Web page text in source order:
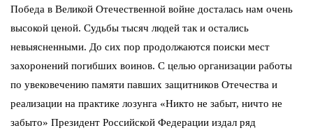
Победа в Великой Отечественной войне досталась нам очень
высокой ценой. Судьбы тысяч людей так и остались
невыясненными. До сих пор продолжаются поиски мест
захоронений погибших воинов. С целью организации работы
по увековечению памяти павших защитников Отечества и
реализации на практике лозунга «Никто не забыт, ничто не
забыто» Президент Российской Федерации издал ряд